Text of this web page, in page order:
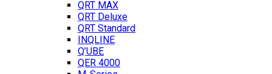
QRT MAX
QRT Deluxe
QRT Standard
INQLINE
Q’UBE
QER 4000